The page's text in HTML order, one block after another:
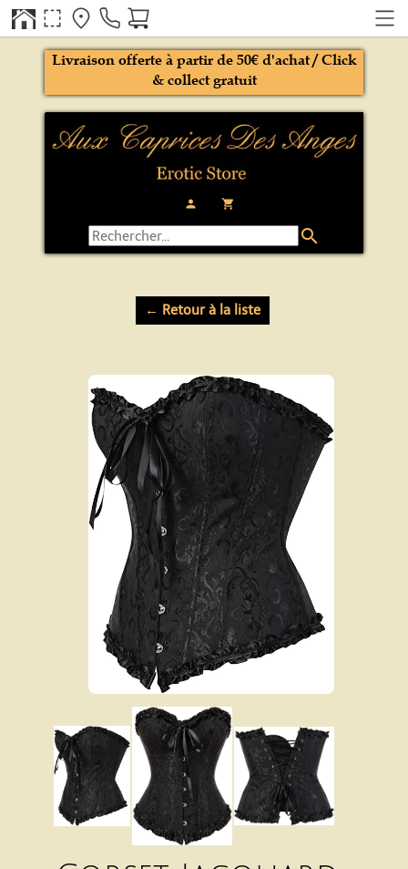
person local_grocery_store
Livraison offerte à partir de 50€ d'achat / Click
& collect gratuit
search
← Retour à la liste